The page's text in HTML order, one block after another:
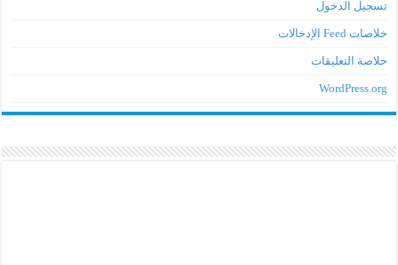
تسجيل الدخول
خلاصات Feed الإدخالات
خلاصة التعليقات
WordPress.org